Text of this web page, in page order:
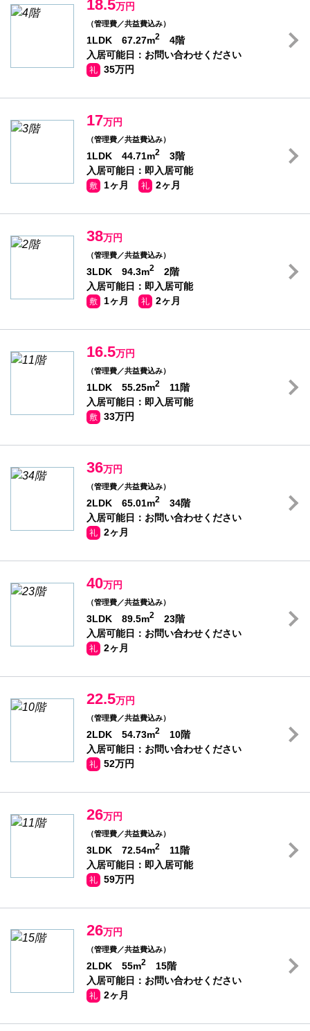
18.5万円
（管理費／共益費込み）
1LDK 67.27m2
4階
入居可能日：お問い合わせください
礼 35万円
17万円
（管理費／共益費込み）
1LDK 44.71m2
3階
入居可能日：即入居可能
敷 1ヶ月 礼 2ヶ月
38万円
（管理費／共益費込み）
3LDK 94.3m2
2階
入居可能日：即入居可能
敷 1ヶ月 礼 2ヶ月
16.5万円
（管理費／共益費込み）
1LDK 55.25m2
11階
入居可能日：即入居可能
敷 33万円
36万円
（管理費／共益費込み）
2LDK 65.01m2
34階
入居可能日：お問い合わせください
礼 2ヶ月
40万円
（管理費／共益費込み）
3LDK 89.5m2
23階
入居可能日：お問い合わせください
礼 2ヶ月
22.5万円
（管理費／共益費込み）
2LDK 54.73m2
10階
入居可能日：お問い合わせください
礼 52万円
26万円
（管理費／共益費込み）
3LDK 72.54m2
11階
入居可能日：即入居可能
礼 59万円
26万円
（管理費／共益費込み）
2LDK 55m2
15階
入居可能日：お問い合わせください
礼 2ヶ月